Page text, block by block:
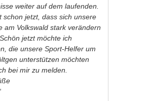
weiter auf dem laufenden.
schon jetzt, dass sich unsere
am Volkswald stark verändern
jetzt möchte ich
die unsere Sport-Helfer um
unterstützen möchten
bei mir zu melden.